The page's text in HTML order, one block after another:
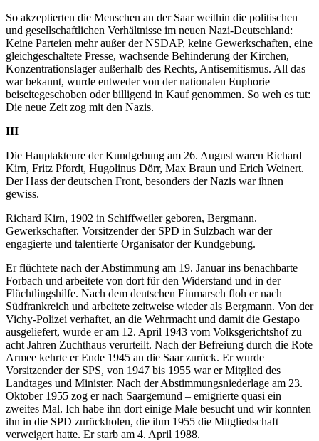
So akzeptierten die Menschen an der Saar weithin die politischen
und gesellschaftlichen Verhältnisse im neuen Nazi-Deutschland:
Keine Parteien mehr außer der NSDAP, keine Gewerkschaften, eine
gleichgeschaltete Presse, wachsende Behinderung der Kirchen,
Konzentrationslager außerhalb des Rechts, Antisemitismus. All das
war bekannt, wurde entweder von der nationalen Euphorie
beiseitegeschoben oder billigend in Kauf genommen. So weh es tut:
Die neue Zeit zog mit den Nazis.
III
Die Hauptakteure der Kundgebung am 26. August waren Richard
Kirn, Fritz Pfordt, Hugolinus Dörr, Max Braun und Erich Weinert.
Der Hass der deutschen Front, besonders der Nazis war ihnen
gewiss.
Richard Kirn, 1902 in Schiffweiler geboren, Bergmann.
Gewerkschafter. Vorsitzender der SPD in Sulzbach war der
engagierte und talentierte Organisator der Kundgebung.
Er flüchtete nach der Abstimmung am 19. Januar ins benachbarte
Forbach und arbeitete von dort für den Widerstand und in der
Flüchtlingshilfe. Nach dem deutschen Einmarsch floh er nach
Südfrankreich und arbeitete zeitweise wieder als Bergmann. Von der
Vichy-Polizei verhaftet, an die Wehrmacht und damit die Gestapo
ausgeliefert, wurde er am 12. April 1943 vom Volksgerichtshof zu
acht Jahren Zuchthaus verurteilt. Nach der Befreiung durch die Rote
Armee kehrte er Ende 1945 an die Saar zurück. Er wurde
Vorsitzender der SPS, von 1947 bis 1955 war er Mitglied des
Landtages und Minister. Nach der Abstimmungsniederlage am 23.
Oktober 1955 zog er nach Saargemünd – emigrierte quasi ein
zweites Mal. Ich habe ihn dort einige Male besucht und wir konnten
ihn in die SPD zurückholen, die ihm 1955 die Mitgliedschaft
verweigert hatte. Er starb am 4. April 1988.